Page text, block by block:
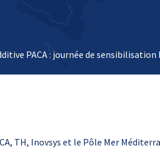
PACA : journée de sensibilisation
TH, Inovsys et le Pôle Mer